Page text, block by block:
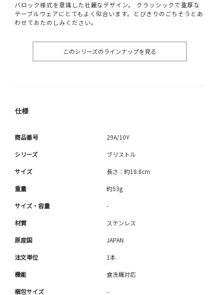
バロック様式を意識した壮麗なデザイン。 クラッシックで重厚な
テーブルウェアにとてもよく似合います。とびきりのごちそうとあ
わせておたのしみください。
このシリーズのラインナップを見る
仕様
商品番号 29A/10Y
シリーズ ブリストル
サイズ 長さ：約18.8cm
重量 約53g
サイズ・容量 -
材質 ステンレス
原産国 JAPAN
注文単位 1本
機能 食洗機対応
梱包サイズ -